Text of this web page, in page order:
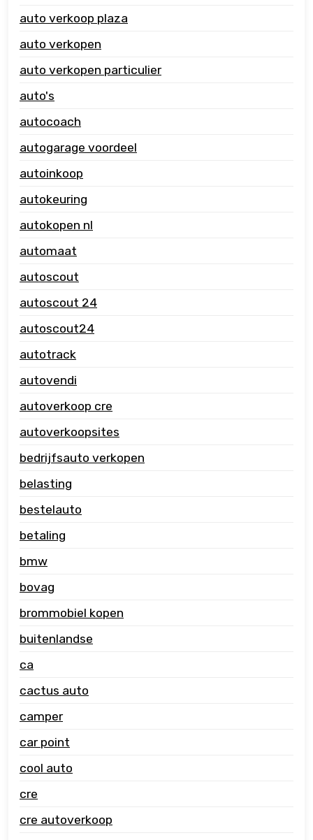
auto verkoop plaza
auto verkopen
auto verkopen particulier
auto's
autocoach
autogarage voordeel
autoinkoop
autokeuring
autokopen nl
automaat
autoscout
autoscout 24
autoscout24
autotrack
autovendi
autoverkoop cre
autoverkoopsites
bedrijfsauto verkopen
belasting
bestelauto
betaling
bmw
bovag
brommobiel kopen
buitenlandse
ca
cactus auto
camper
car point
cool auto
cre
cre autoverkoop